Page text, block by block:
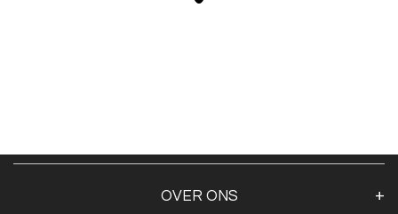
OVER ONS